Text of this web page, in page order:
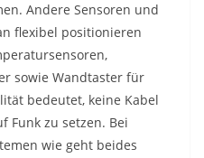
Andere Sensoren und
flexibel positionieren
sowie Wandtaster für
bedeutet, keine Kabel
Funk zu setzen. Bei
wie geht beides